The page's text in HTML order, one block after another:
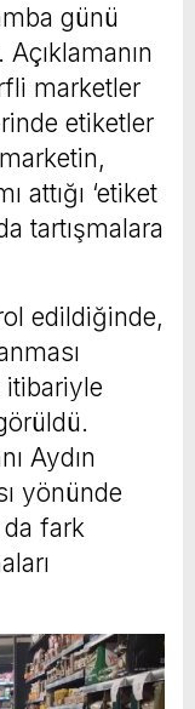
günü
marketler
etiketler
attığı ‘etiket
tartışmalara
edildiğinde,
itibariyle
Aydın
yönünde
da fark